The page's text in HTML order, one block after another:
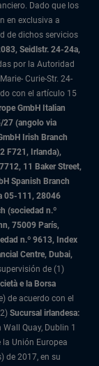
Dado que los
en exclusiva a
de dichos servicios
Seidlstr. 24-24a,
por la Autoridad
Curie-Str. 24-
con el artículo 15
GmbH Italian
27 (angolo via
Irish Branch
F721, Irlanda),
11 Baker Street,
Spanish Branch
05-111, 28046
(sociedad n.º
75009 París,
n.º 9613, Index
Centre, Dubai,
de (1)
e la Borsa
de acuerdo con el
Sucursal irlandesa:
Quay, Dublin 1
Unión Europea
de 2017, en su